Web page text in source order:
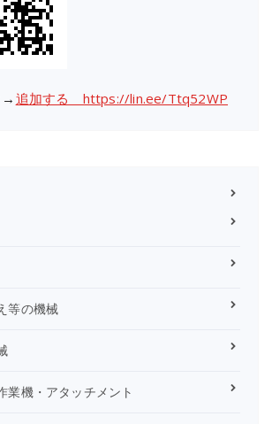
→ 追加する https://lin.ee/Ttq52WP
等の機械
業機・アタッチメント